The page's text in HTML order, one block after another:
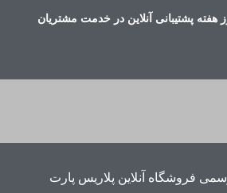
فروشگاه آنلاین پلاریس پارت